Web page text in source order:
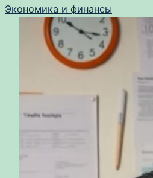
Экономика и финансы